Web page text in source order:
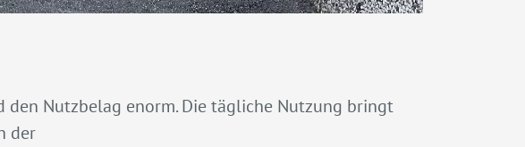
den Nutzbelag enorm. Die tägliche Nutzung bringt
der